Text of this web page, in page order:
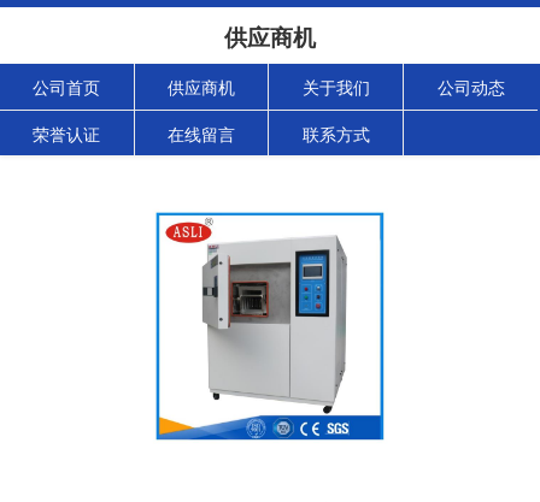
供应商机
公司首页 供应商机 关于我们 公司动态
荣誉认证 在线留言 联系方式